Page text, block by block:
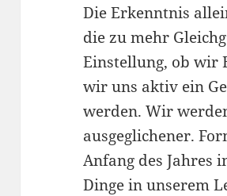
Die Erkenntnis
die zu mehr
Einstellung, ob wir
wir uns aktiv ein
werden. Wir
ausgeglichener.
Anfang des Jahres
Dinge in unserem